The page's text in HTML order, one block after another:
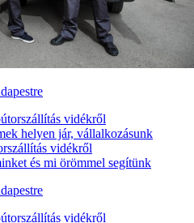
vidékről
helyen jár, vállalkozásunk
vidékről
és mi örömmel segítünk
vidékről